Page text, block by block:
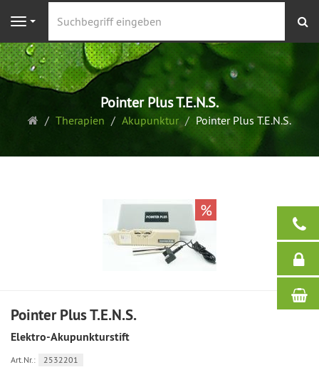
Navigation
Pointer Plus T.E.N.S.
Startseite
Therapien Akupunktur Pointer Plus T.E.N.S.
%
Pointer Plus T.E.N.S.
Elektro-Akupunkturstift
Art.Nr.: 2532201